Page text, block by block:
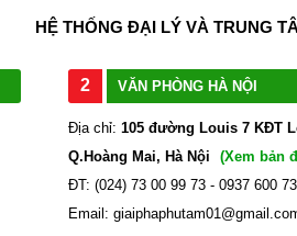
HỆ THỐNG ĐẠI LÝ VÀ TRUNG
2 VĂN PHÒNG HÀ NỘI
Địa chỉ: 105 đường Louis 7 KĐT
Q.Hoàng Mai, Hà Nội
(Xem bản
ĐT: (024) 73 00 99 73 - 0937 600
Email: